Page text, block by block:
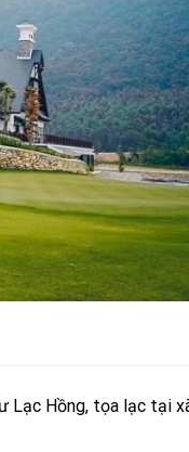
Lạc Hồng, tọa lạc tại